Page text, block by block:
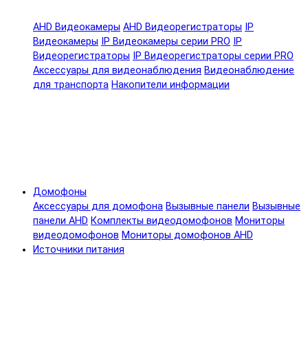
AHD Видеокамеры AHD Видеорегистраторы IP
Видеокамеры IP Видеокамеры серии PRO IP
Видеорегистраторы IP Видеорегистраторы серии PRO
Аксессуары для видеонаблюдения Видеонаблюдение
для транспорта Накопители информации
Домофоны
Аксессуары для домофона Вызывные панели Вызывные
панели AHD Комплекты видеодомофонов Мониторы
видеодомофонов Мониторы домофонов AHD
Источники питания